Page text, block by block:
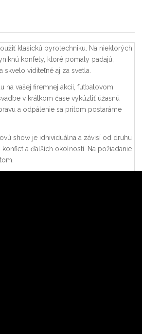
klasickú pyrotechniku. Na niektorých
konfety, ktoré pomaly padajú,
skvelo viditeľné aj za svetla.
na vašej firemnej akcii, futbalovom
v krátkom čase vykúzliť úžasnú
a odpálenie sa pritom postaráme
show je idnividuálna a závisí od druhu
a ďalších okolností. Na požiadanie